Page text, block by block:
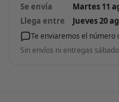
Se envía
Martes 11
Llega entre
Jueves 20
Te enviaremos el número
Sin envíos ni entregas